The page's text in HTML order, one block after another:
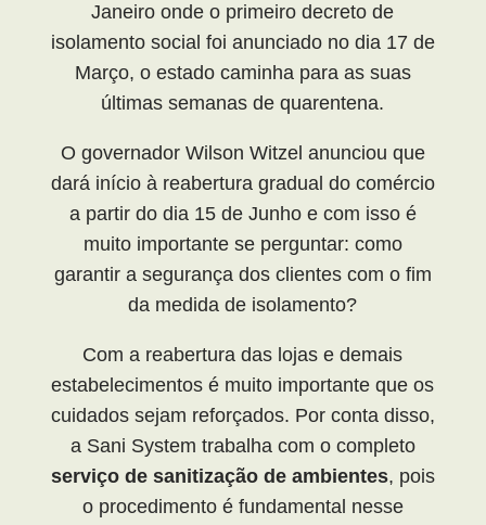
Janeiro onde o primeiro decreto de
isolamento social foi anunciado no dia 17 de
Março, o estado caminha para as suas
últimas semanas de quarentena.
O governador Wilson Witzel anunciou que
dará início à reabertura gradual do comércio
a partir do dia 15 de Junho e com isso é
muito importante se perguntar: como
garantir a segurança dos clientes com o fim
da medida de isolamento?
Com a reabertura das lojas e demais
estabelecimentos é muito importante que os
cuidados sejam reforçados. Por conta disso,
a Sani System trabalha com o completo
serviço de sanitização de ambientes, pois
o procedimento é fundamental nesse